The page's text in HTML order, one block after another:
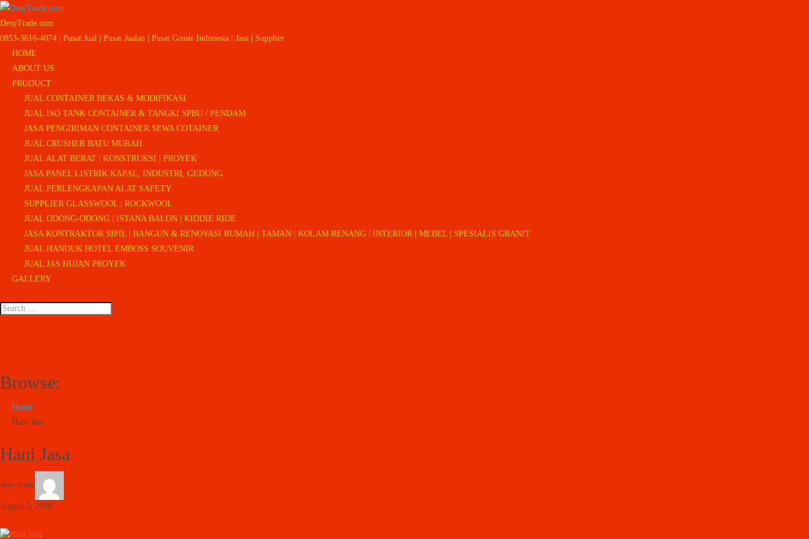
DesyTrade.com
0853-3616-4074 | Pusat Jual | Pusat Jualan | Pusat Grosir Indonesia | Jasa | Supplier
HOME
ABOUT US
PRODUCT
JUAL CONTAINER BEKAS & MODIFIKASI
JUAL ISO TANK CONTAINER & TANGKI SPBU / PENDAM
JASA PENGIRIMAN CONTAINER SEWA COTAINER
JUAL CRUSHER BATU MURAH
JUAL ALAT BERAT | KONSTRUKSI | PROYEK
JASA PANEL LISTRIK KAPAL, INDUSTRI, GEDUNG
JUAL PERLENGKAPAN ALAT SAFETY
SUPPLIER GLASSWOOL | ROCKWOOL
JUAL ODONG-ODONG | ISTANA BALON | KIDDIE RIDE
JASA KONTRAKTOR SIPIL | BANGUN & RENOVASI RUMAH | TAMAN | KOLAM RENANG | INTERIOR | MEBEL | SPESIALIS GRANIT
JUAL HANDUK HOTEL EMBOSS SOUVENIR
JUAL JAS HUJAN PROYEK
GALLERY
Browse:
Home
Hani Jasa
Hani Jasa
desy-trade
August 5, 2018